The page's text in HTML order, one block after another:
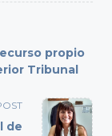
propio
Tribunal
de